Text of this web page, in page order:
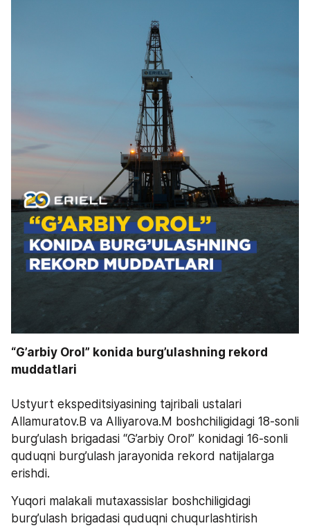
“G’arbiy Orol” konida burg’ulashning rekord
muddatlari
Ustyurt ekspeditsiyasining tajribali ustalari
Allamuratov.B va Alliyarova.M boshchiligidagi 18-sonli
burg’ulash brigadasi “G’arbiy Orol” konidagi 16-sonli
quduqni burg’ulash jarayonida rekord natijalarga
erishdi.
Yuqori malakali mutaxassislar boshchiligidagi
burg’ulash brigadasi quduqni chuqurlashtirish